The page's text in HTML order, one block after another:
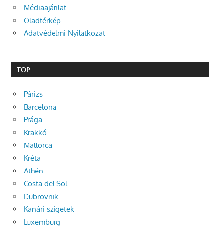
Médiaajánlat
Oladtérkép
Adatvédelmi Nyilatkozat
TOP
Párizs
Barcelona
Prága
Krakkó
Mallorca
Kréta
Athén
Costa del Sol
Dubrovnik
Kanári szigetek
Luxemburg